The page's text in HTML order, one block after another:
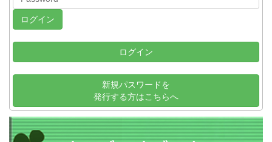
ログイン
新規パスワードを
発行する方はこちらへ